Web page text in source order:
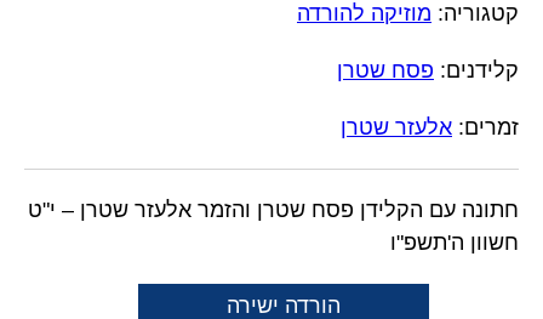
קטגוריה: מוזיקה להורדה
קלידנים: פסח שטרן
זמרים: אלעזר שטרן
חתונה עם הקלידן פסח שטרן והזמר אלעזר שטרן – י"ט
חשוון ה'תשפ"ו
הורדה ישירה